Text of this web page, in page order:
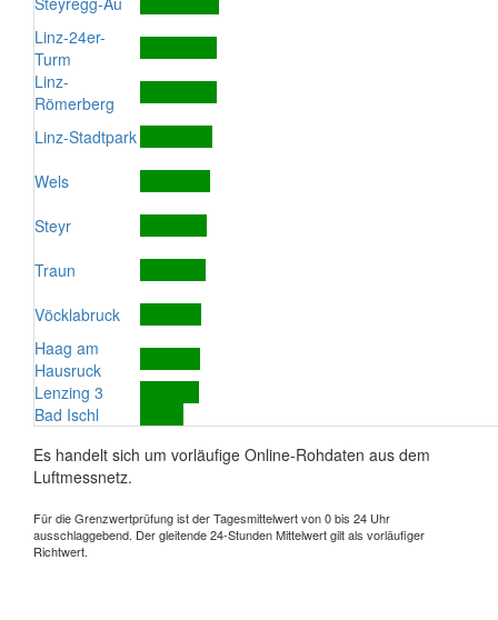
Linz-24er-
Turm
Linz-
Römerberg
Linz-Stadtpark
Wels
Steyr
Traun
Vöcklabruck
Haag am
Hausruck
Lenzing 3
Bad Ischl
Es handelt sich um vorläufige Online-Rohdaten aus dem
Luftmessnetz.
Für die Grenzwertprüfung ist der Tagesmittelwert von 0 bis 24 Uhr
ausschlaggebend. Der gleitende 24-Stunden Mittelwert gilt als vorläufiger
Richtwert.